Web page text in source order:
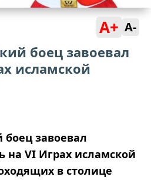
A+ A-
боец завоевал
исламской
завоевал
на VI Играх исламской
в столице